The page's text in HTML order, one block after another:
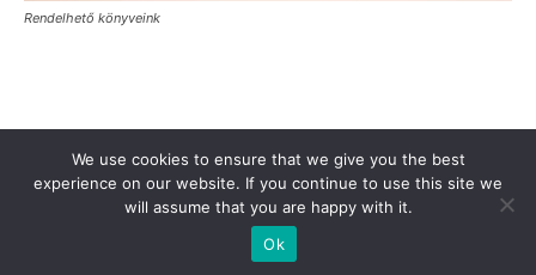
Rendelhető könyveink
Támogasd a Türkinfót! Kiadványaink
Médiaajánlat
Impresszum
Adatkezelési Tájékoztató ÁSZF
Alapítvány
Rólunk
Kapcsolat
© Turkinfo.hu 2020
We use cookies to ensure that we give you the best
experience on our website. If you continue to use this site we
will assume that you are happy with it.
Ok